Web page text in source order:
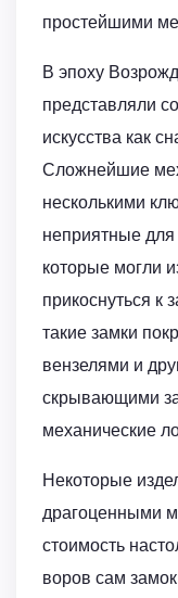
простейшими
В эпоху
представляли
искусства как
Сложнейшие
несколькими
неприятные
которые могли
прикоснуться к
такие замки
вензелями и
скрывающими
механические
Некоторые
драгоценными
стоимость
воров сам